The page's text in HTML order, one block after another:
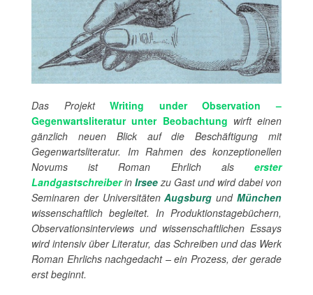
Das ProjektWriting under Observation –
Gegenwartsliteratur unter Beobachtung wirft einen
gänzlich neuen Blick auf die Beschäftigung mit
Gegenwartsliteratur. Im Rahmen des konzeptionellen
Novums ist Roman Ehrlich als erster
Landgastschreiberin Irsee zu Gast und wird dabei von
Seminaren der UniversitätenAugsburg undMünchen
wissenschaftlich begleitet. In Produktionstagebüchern,
Observationsinterviews und wissenschaftlichen Essays
wird intensiv über Literatur, das Schreiben und das Werk
Roman Ehrlichs nachgedacht – ein Prozess, der gerade
erst beginnt.